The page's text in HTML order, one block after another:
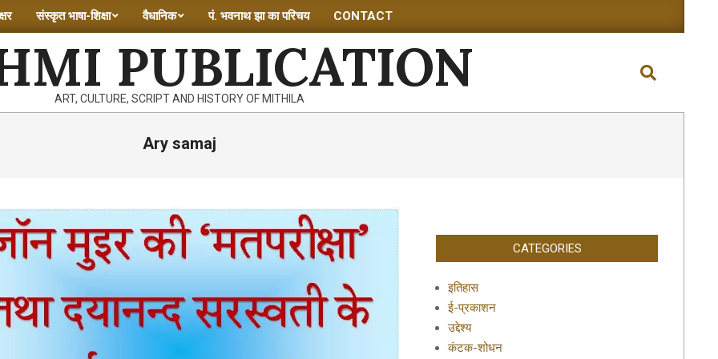
संस्कृत भाषा-शिक्षा वैधानिक पं. भवनाथ झा का परिचय CONTACT
PUBLICATION
ART, CULTURE, SCRIPT AND HISTORY OF MITHILA
Search
Ary samaj
CATEGORIES
इतिहास
ई-प्रकाशन
उद्देश्य
कंटक-शोधन